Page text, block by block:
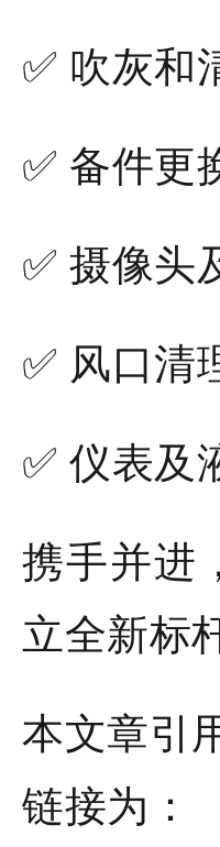
✅ 吹灰
✅ 备件
✅ 摄像
✅ 风口
✅ 仪表
携手并进
立全新标
本文章引
链接为：